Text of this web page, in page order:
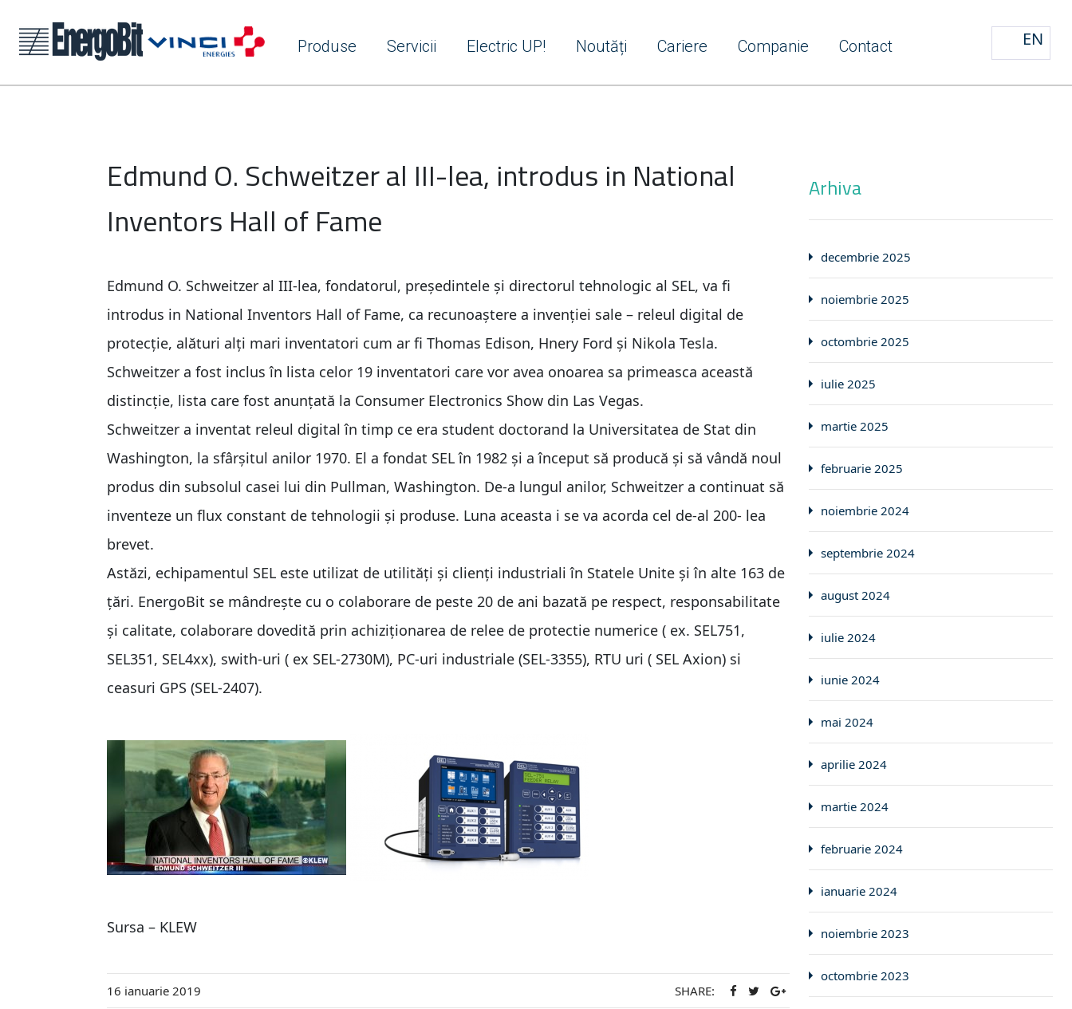
Produse Servicii Electric UP! Noutăți Cariere Companie Contact EN
Edmund O. Schweitzer al III-lea, introdus in National
Inventors Hall of Fame
Edmund O. Schweitzer al III-lea, fondatorul, președintele și directorul tehnologic al SEL, va fi
introdus in National Inventors Hall of Fame, ca recunoaștere a invenției sale – releul digital de
protecție, alături alți mari inventatori cum ar fi Thomas Edison, Hnery Ford și Nikola Tesla.
Schweitzer a fost inclus în lista celor 19 inventatori care vor avea onoarea sa primeasca această
distincție, lista care fost anunțată la Consumer Electronics Show din Las Vegas.
Schweitzer a inventat releul digital în timp ce era student doctorand la Universitatea de Stat din
Washington, la sfârșitul anilor 1970. El a fondat SEL în 1982 și a început să producă și să vândă noul
produs din subsolul casei lui din Pullman, Washington. De-a lungul anilor, Schweitzer a continuat să
inventeze un flux constant de tehnologii și produse. Luna aceasta i se va acorda cel de-al 200- lea
brevet.
Astăzi, echipamentul SEL este utilizat de utilități și clienți industriali în Statele Unite și în alte 163 de
țări. EnergoBit se mândrește cu o colaborare de peste 20 de ani bazată pe respect, responsabilitate
și calitate, colaborare dovedită prin achiziționarea de relee de protectie numerice ( ex. SEL751,
SEL351, SEL4xx), swith-uri ( ex SEL-2730M), PC-uri industriale (SEL-3355), RTU uri ( SEL Axion) si
ceasuri GPS (SEL-2407).
Sursa – KLEW
16 ianuarie 2019 SHARE:
Arhiva
decembrie 2025
noiembrie 2025
octombrie 2025
iulie 2025
martie 2025
februarie 2025
noiembrie 2024
septembrie 2024
august 2024
iulie 2024
iunie 2024
mai 2024
aprilie 2024
martie 2024
februarie 2024
ianuarie 2024
noiembrie 2023
octombrie 2023